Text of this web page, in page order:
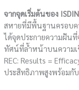
จากจุดเริ่มต้นของ ISDIN
สหายที่มีพื้นฐานครอบค
ได้จุดประกายความฝัน
ทัศน์ที่ล้ำหน้าบนความเ
REC: Results =
ประสิทธิภาพสูงพร้อมกั